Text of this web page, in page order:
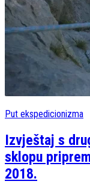
Put ekspedicionizma
Izvještaj s
sklopu
2018.